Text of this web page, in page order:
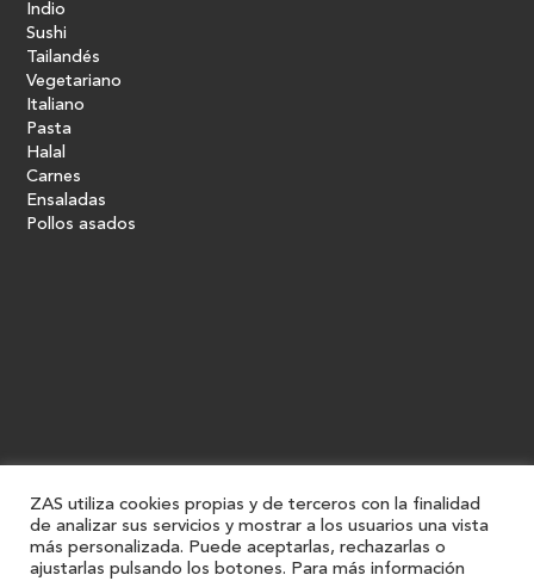
Indio
Sushi
Tailandés
Vegetariano
Italiano
Pasta
Halal
Carnes
Ensaladas
Pollos asados
ZAS utiliza cookies propias y de terceros con la finalidad
de analizar sus servicios y mostrar a los usuarios una vista
más personalizada. Puede aceptarlas, rechazarlas o
ajustarlas pulsando los botones. Para más información